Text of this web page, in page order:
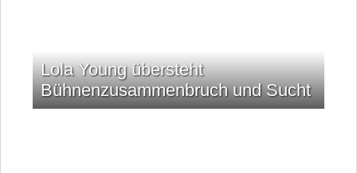
Lola Young übersteht
Bühnenzusammenbruch und Sucht